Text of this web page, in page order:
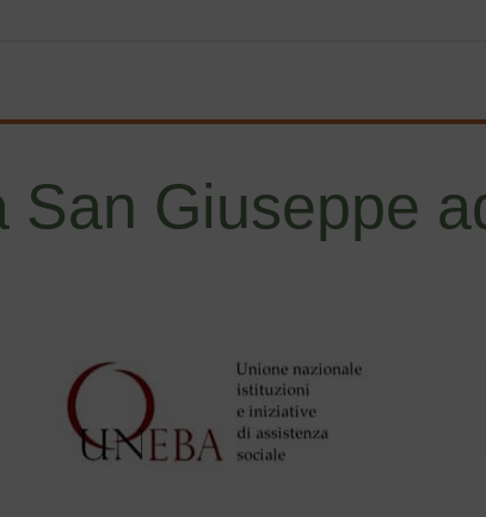
San Giuseppe